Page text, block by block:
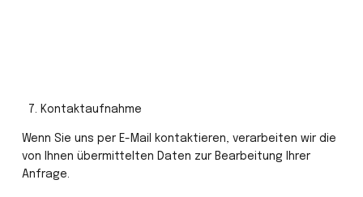
7.⁠ ⁠Kontaktaufnahme
Wenn Sie uns per E-Mail kontaktieren, verarbeiten wir die
von Ihnen übermittelten Daten zur Bearbeitung Ihrer
Anfrage.